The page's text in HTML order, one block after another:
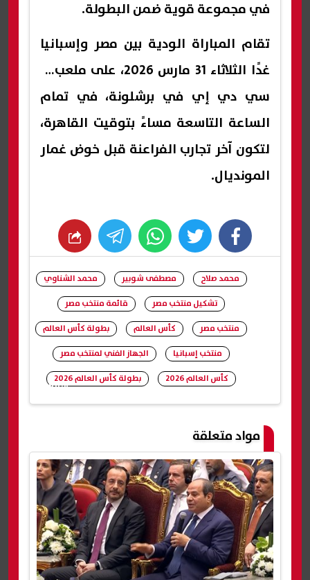
في مجموعة قوية ضمن البطولة.
تقام المباراة الودية بين مصر وإسبانيا
غدًا الثلاثاء 31 مارس 2026، على ملعب آر
سي دي إي في برشلونة، في تمام
الساعة التاسعة مساءً بتوقيت القاهرة،
لتكون آخر تجارب الفراعنة قبل خوض غمار
المونديال.
facebook
twitter
whats
شارك
محمد صلاح مصطفى شوبير
محمد الشناوي
تشكيل منتخب مصر
قائمة منتخب مصر
منتخب مصر
كأس العالم
بطولة كأس العالم
منتخب إسبانيا
الجهاز الفني لمنتخب مصر
كأس العالم 2026
بطولة كأس العالم 2026
مواد متعلقة